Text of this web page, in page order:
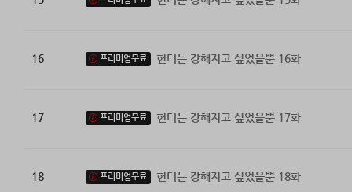
16 프리미엄무료 헌터는 강해지고 싶었을뿐 16화
17 프리미엄무료 헌터는 강해지고 싶었을뿐 17화
18 프리미엄무료 헌터는 강해지고 싶었을뿐 18화